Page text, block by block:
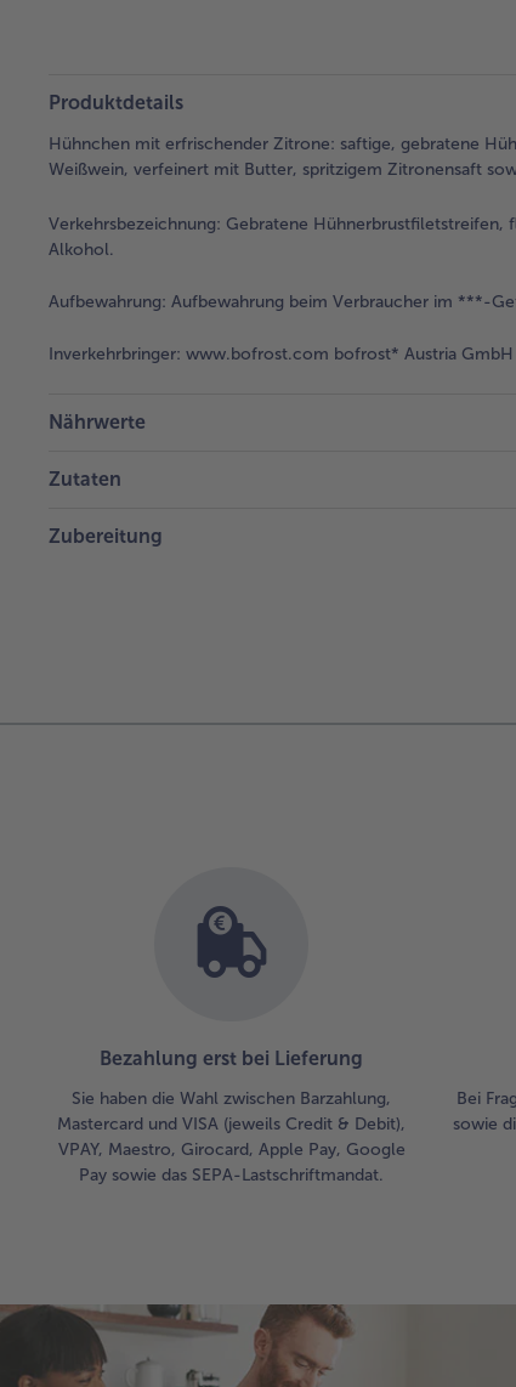
Produktdetails
Hühnchen mit erfrischender Zitrone: saftige, gebratene
Weißwein, verfeinert mit Butter, spritzigem Zitronensaft
Verkehrsbezeichnung: Gebratene Hühnerbrustfiletstreifen,
Alkohol.
Aufbewahrung: Aufbewahrung beim Verbraucher im ***-
Inverkehrbringer: www.bofrost.com bofrost* Austria
Nährwerte
Zutaten
Zubereitung
Bezahlung erst bei Lieferung
Sie haben die Wahl zwischen Barzahlung,
Mastercard und VISA (jeweils Credit & Debit),
VPAY, Maestro, Girocard, Apple Pay, Google
Pay sowie das SEPA-Lastschriftmandat.
Bei
sowie